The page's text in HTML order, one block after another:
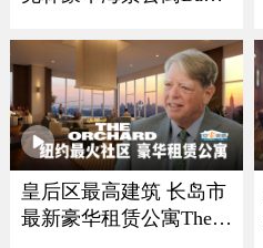
皇后区最高建筑 长岛市
最新豪华租赁公寓The O